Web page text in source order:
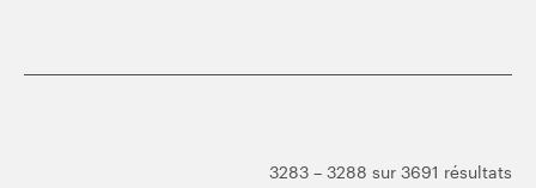
3283 – 3288 sur 3691 résultats